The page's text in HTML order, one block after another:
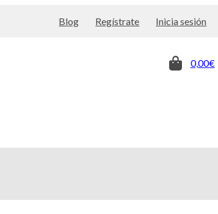
Blog Regístrate Inicia sesión
0,00€